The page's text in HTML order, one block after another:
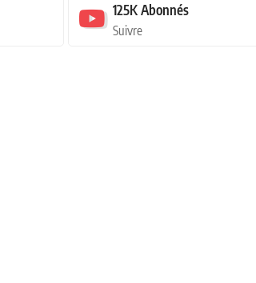
125KAbonnés
Suivre